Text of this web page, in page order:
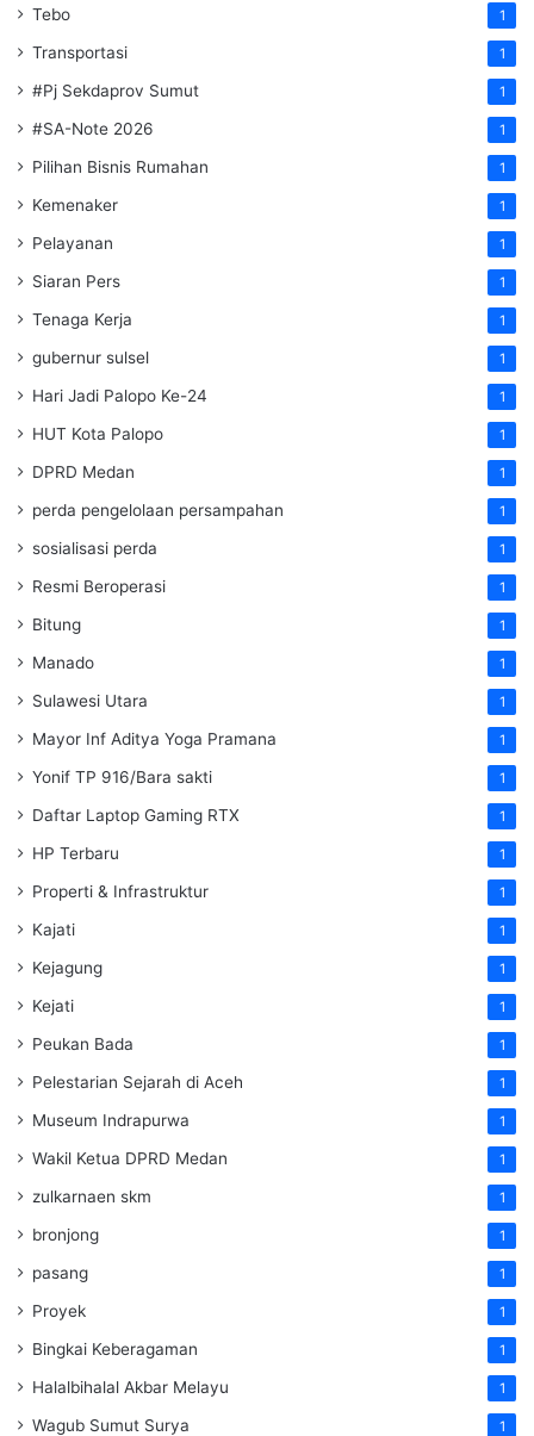
Tebo 1
Transportasi 1
#Pj Sekdaprov Sumut 1
#SA-Note 2026 1
Pilihan Bisnis Rumahan 1
Kemenaker 1
Pelayanan 1
Siaran Pers 1
Tenaga Kerja 1
gubernur sulsel 1
Hari Jadi Palopo Ke-24 1
HUT Kota Palopo 1
DPRD Medan 1
perda pengelolaan persampahan 1
sosialisasi perda 1
Resmi Beroperasi 1
Bitung 1
Manado 1
Sulawesi Utara 1
Mayor Inf Aditya Yoga Pramana 1
Yonif TP 916/Bara sakti 1
Daftar Laptop Gaming RTX 1
HP Terbaru 1
Properti & Infrastruktur 1
Kajati 1
Kejagung 1
Kejati 1
Peukan Bada 1
Pelestarian Sejarah di Aceh 1
Museum Indrapurwa 1
Wakil Ketua DPRD Medan 1
zulkarnaen skm 1
bronjong 1
pasang 1
Proyek 1
Bingkai Keberagaman 1
Halalbihalal Akbar Melayu 1
Wagub Sumut Surya 1